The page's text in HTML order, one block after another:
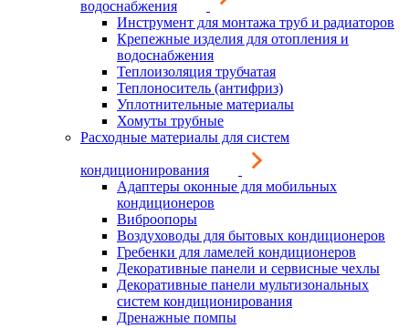
водоснабжения
Инструмент для монтажа труб и радиаторов
Крепежные изделия для отопления и
водоснабжения
Теплоизоляция трубчатая
Теплоноситель (антифриз)
Уплотнительные материалы
Хомуты трубные
Расходные материалы для систем
кондиционирования
Адаптеры оконные для мобильных
кондиционеров
Виброопоры
Воздуховоды для бытовых кондиционеров
Гребенки для ламелей кондиционеров
Декоративные панели и сервисные чехлы
Декоративные панели мультизональных
систем кондиционирования
Дренажные помпы